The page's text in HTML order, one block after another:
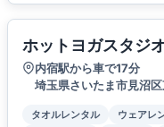
ホットヨガスタジ
内宿駅から車で17分
埼玉県さいたま市見沼
タオルレンタル ウェアレ